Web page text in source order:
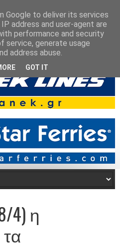
4) η
Google to deliver its services
address and user-agent are
performance and security
service, generate usage
address abuse.
GOT IT